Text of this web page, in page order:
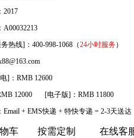
2017
A00032213
热线]：400-998-1068（24小时服务）
]：RMB 12600
12000 [电子版]：RMB 11800
Email + EMS快递 + 特快专递 = 2-3天送达
车 按需定制 在线客